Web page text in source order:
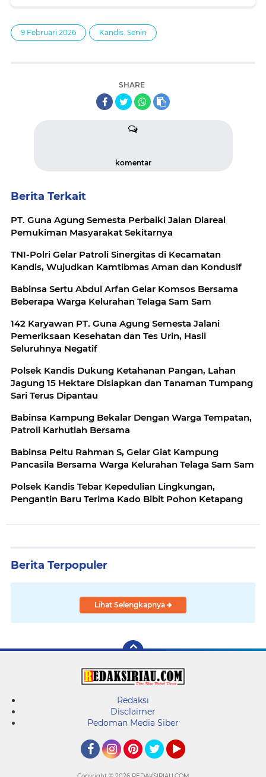
9 Februari 2026 Kandis. Senin
SHARE
komentar
Berita Terkait
PT. Guna Agung Semesta Perbaiki Jalan Diareal
Pemukiman Masyarakat Sekitarnya
TNI-Polri Gelar Patroli Sinergitas di Kecamatan
Kandis, Wujudkan Kamtibmas Aman dan Kondusif
Babinsa Sertu Abdul Arfan Gelar Komsos Bersama
Beberapa Warga Kelurahan Telaga Sam Sam
142 Karyawan PT. Guna Agung Semesta Jalani
Pemeriksaan Kesehatan dan Tes Urin, Hasil
Seluruhnya Negatif
Polsek Kandis Dukung Ketahanan Pangan, Lahan
Jagung 15 Hektare Disiapkan dan Tanaman Tumpang
Sari Terus Dipantau
Babinsa Kampung Bekalar Dengan Warga Tempatan,
Patroli Karhutlah Bersama
Babinsa Peltu Rahman S, Gelar Giat Kampung
Pancasila Bersama Warga Kelurahan Telaga Sam Sam
Polsek Kandis Tebar Kepedulian Lingkungan,
Pengantin Baru Terima Kado Bibit Pohon Ketapang
Berita Terpopuler
Lihat Selengkapnya
Redaksi
Disclaimer
Pedoman Media Siber